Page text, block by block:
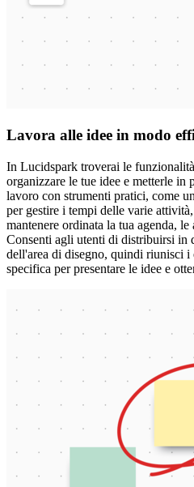
Lavora alle idee in modo
In Lucidspark troverai le
organizzare le tue idee e metterle in
lavoro con strumenti pratici, come
per gestire i tempi delle varie
mantenere ordinata la tua agenda,
Consenti agli utenti di distribuirsi in
dell'area di disegno, quindi riunisci i
specifica per presentare le idee e